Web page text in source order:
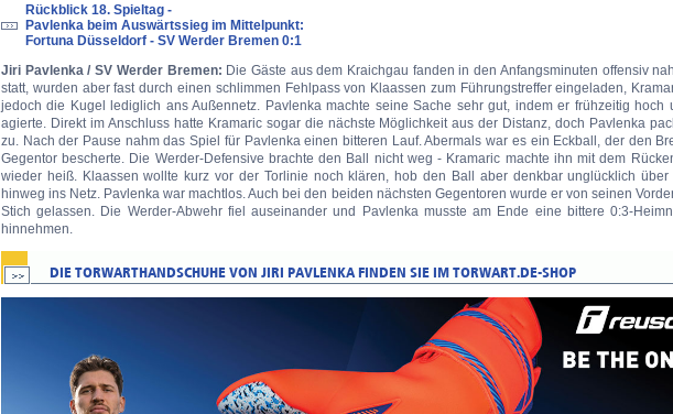
Rückblick 18. Spieltag -
Pavlenka beim Auswärtssieg im Mittelpunkt:
Fortuna Düsseldorf - SV Werder Bremen 0:1
Jiri Pavlenka / SV Werder Bremen: Die Gäste aus dem Kraichgau fanden in den Anfangsminuten offensiv
statt, wurden aber fast durch einen schlimmen Fehlpass von Klaassen zum Führungstreffer eingeladen,
jedoch die Kugel lediglich ans Außennetz. Pavlenka machte seine Sache sehr gut, indem er frühzeitig hoch
agierte. Direkt im Anschluss hatte Kramaric sogar die nächste Möglichkeit aus der Distanz, doch Pavlenka
zu. Nach der Pause nahm das Spiel für Pavlenka einen bitteren Lauf. Abermals war es ein Eckball, der den
Gegentor bescherte. Die Werder-Defensive brachte den Ball nicht weg - Kramaric machte ihn mit dem
wieder heiß. Klaassen wollte kurz vor der Torlinie noch klären, hob den Ball aber denkbar unglücklich über
hinweg ins Netz. Pavlenka war machtlos. Auch bei den beiden nächsten Gegentoren wurde er von seinen
Stich gelassen. Die Werder-Abwehr fiel auseinander und Pavlenka musste am Ende eine bittere 0:3-
hinnehmen.